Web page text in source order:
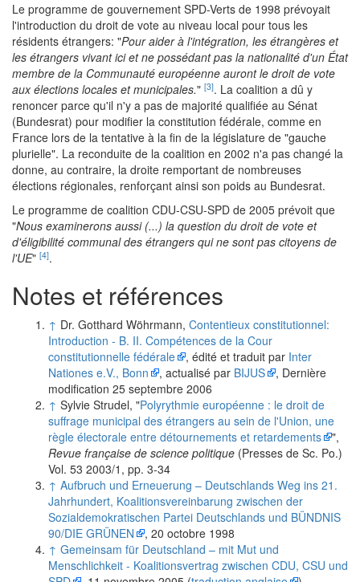
Le programme de gouvernement SPD-Verts de 1998 prévoyait
l'introduction du droit de vote au niveau local pour tous les
résidents étrangers: "Pour aider à l'intégration, les étrangères et
les étrangers vivant ici et ne possédant pas la nationalité d'un État
membre de la Communauté européenne auront le droit de vote
aux élections locales et municipales." [3]. La coalition a dû y
renoncer parce qu'il n'y a pas de majorité qualifiée au Sénat
(Bundesrat) pour modifier la constitution fédérale, comme en
France lors de la tentative à la fin de la législature de "gauche
plurielle". La reconduite de la coalition en 2002 n'a pas changé la
donne, au contraire, la droite remportant de nombreuses
élections régionales, renforçant ainsi son poids au Bundesrat.
Le programme de coalition CDU-CSU-SPD de 2005 prévoit que
"Nous examinerons aussi (...) la question du droit de vote et
d'éligibilité communal des étrangers qui ne sont pas citoyens de
l'UE" [4].
Notes et références
↑ Dr. Gotthard Wöhrmann, Contentieux constitutionnel:
Introduction - B. II. Compétences de la Cour
constitutionnelle fédérale
, édité et traduit par Inter
Nationes e.V., Bonn
, actualisé par BIJUS
, Dernière
modification 25 septembre 2006
↑ Sylvie Strudel, "Polyrythmie européenne : le droit de
suffrage municipal des étrangers au sein de l'Union, une
règle électorale entre détournements et retardements
",
Revue française de science politique(Presses de Sc. Po.)
Vol. 53 2003/1, pp. 3-34
↑ Aufbruch und Erneuerung – Deutschlands Weg ins 21.
Jahrhundert, Koalitionsvereinbarung zwischen der
Sozialdemokratischen Partei Deutschlands und BÜNDNIS
90/DIE GRÜNEN
, 20 octobre 1998
↑ Gemeinsam für Deutschland – mit Mut und
Menschlichkeit - Koalitionsvertrag zwischen CDU, CSU und